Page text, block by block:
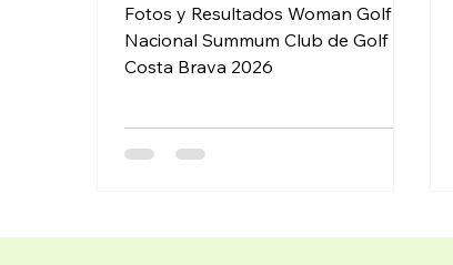
Fotos y Resultados Woman Golf y
Nacional Summum Club de Golf
Costa Brava 2026